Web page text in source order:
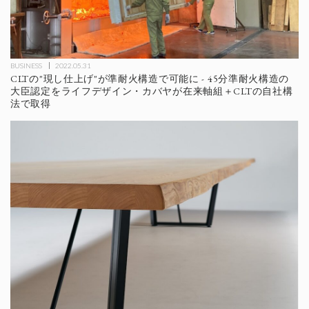
BUSINESS 2022.05.31
CLTの"現し仕上げ"が準耐火構造で可能に - 45分準耐火構造の
大臣認定をライフデザイン・カバヤが在来軸組＋CLTの自社構
法で取得